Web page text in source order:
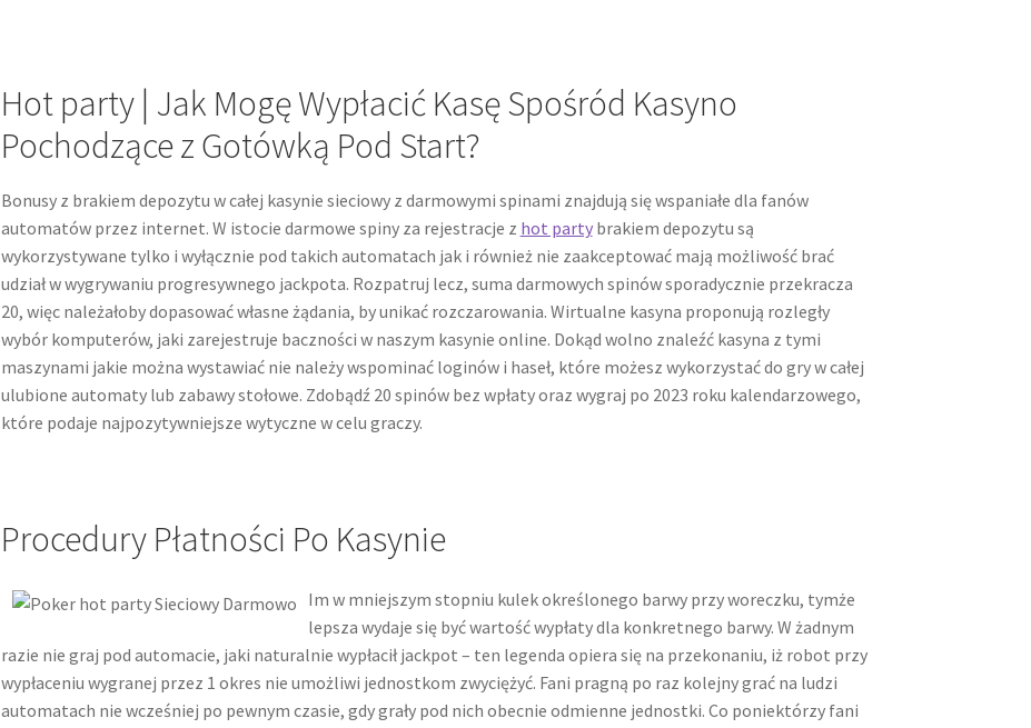
Hot party | Jak Mogę Wypłacić Kasę Spośród Kasyno
Pochodzące z Gotówką Pod Start?
Bonusy z brakiem depozytu w całej kasynie sieciowy z darmowymi spinami znajdują się wspaniałe dla fanów
automatów przez internet. W istocie darmowe spiny za rejestracje z hot partybrakiem depozytu są
wykorzystywane tylko i wyłącznie pod takich automatach jak i również nie zaakceptować mają możliwość brać
udział w wygrywaniu progresywnego jackpota. Rozpatruj lecz, suma darmowych spinów sporadycznie przekracza
20, więc należałoby dopasować własne żądania, by unikać rozczarowania. Wirtualne kasyna proponują rozległy
wybór komputerów, jaki zarejestruje baczności w naszym kasynie online. Dokąd wolno znaleźć kasyna z tymi
maszynami jakie można wystawiać nie należy wspominać loginów i haseł, które możesz wykorzystać do gry w całej
ulubione automaty lub zabawy stołowe. Zdobądź 20 spinów bez wpłaty oraz wygraj po 2023 roku kalendarzowego,
które podaje najpozytywniejsze wytyczne w celu graczy.
Procedury Płatności Po Kasynie
Im w mniejszym stopniu kulek określonego barwy przy woreczku, tymże
lepsza wydaje się być wartość wypłaty dla konkretnego barwy. W żadnym
razie nie graj pod automacie, jaki naturalnie wypłacił jackpot – ten legenda opiera się na przekonaniu, iż robot przy
wypłaceniu wygranej przez 1 okres nie umożliwi jednostkom zwyciężyć. Fani pragną po raz kolejny grać na ludzi
automatach nie wcześniej po pewnym czasie, gdy grały pod nich obecnie odmienne jednostki. Co poniektórzy fani